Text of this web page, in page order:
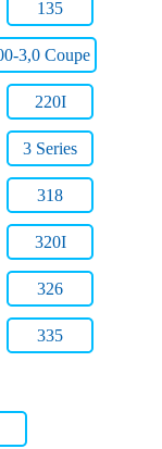
135
3,0 Coupe
220I
3 Series
318
320I
326
335